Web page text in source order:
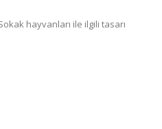
hayvanları ile ilgili tasarı